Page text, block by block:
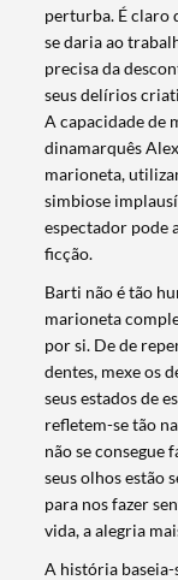
perturba. É claro
se daria ao
precisa da
seus delírios
A capacidade de
dinamarquês
marioneta,
simbiose
espectador pode
ficção.
Barti não é tão
marioneta
por si. De de
dentes, mexe os
seus estados de
refletem-se tão
não se consegue
seus olhos estão
para nos fazer
vida, a alegria
A história